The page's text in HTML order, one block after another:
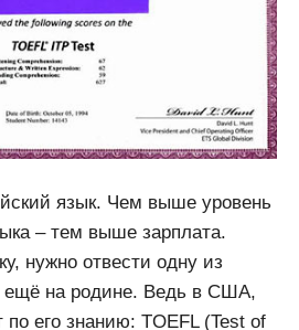
язык. Чем выше уровень
– тем выше зарплата.
нужно отвести одну из
ещё на родине. Ведь в США,
по его знанию: TOEFL (Test of